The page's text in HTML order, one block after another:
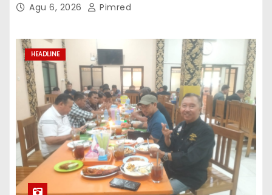
Agu 6, 2026 Pimred
HEADLINE